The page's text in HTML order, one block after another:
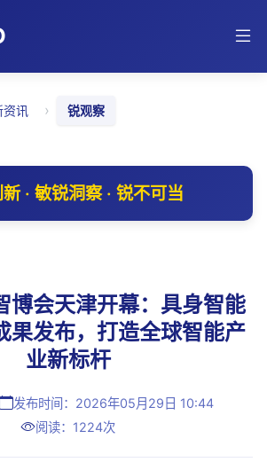
资讯 › 锐观察
· 敏锐洞察 · 锐不可当
会天津开幕：具身智能
果发布，打造全球智能产
业新标杆
发布时间：2026年05月29日 10:44
阅读：1224次